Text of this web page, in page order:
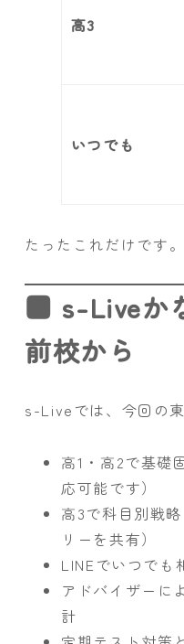
高3
いつでも
たったこれだけです。
■ s-Liveか
前校から
s-Liveでは、今回の
高1・高2で基礎
応可能です）
高3で科目別戦
リーを共有）
LINEでいつでも
アドバイザーに
計